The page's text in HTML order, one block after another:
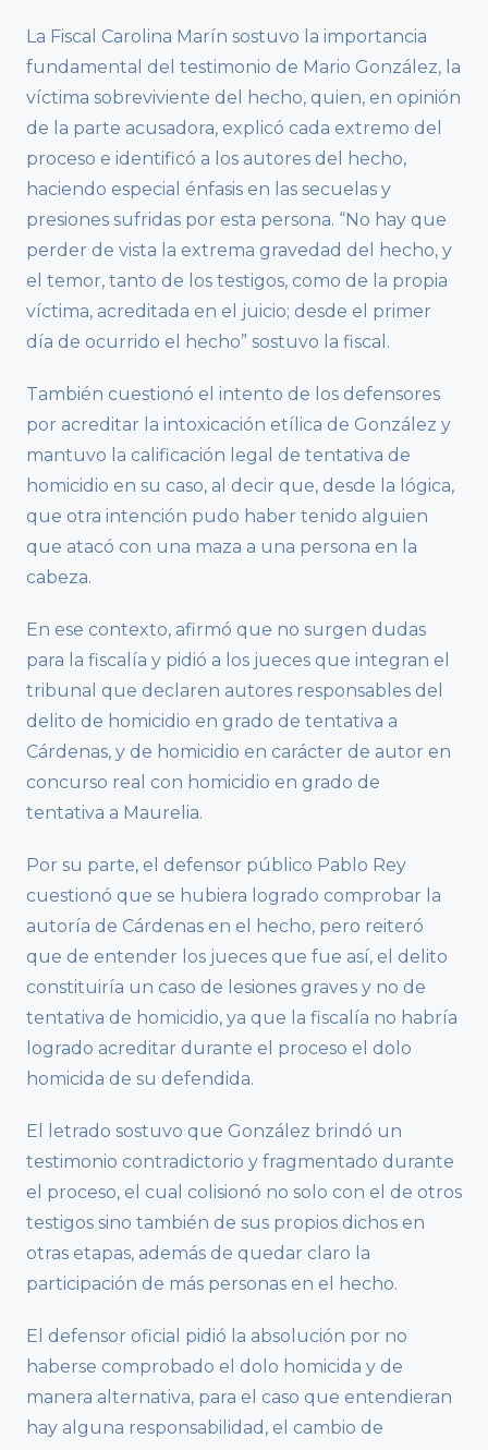
La Fiscal Carolina Marín sostuvo la importancia
fundamental del testimonio de Mario González, la
víctima sobreviviente del hecho, quien, en opinión
de la parte acusadora, explicó cada extremo del
proceso e identificó a los autores del hecho,
haciendo especial énfasis en las secuelas y
presiones sufridas por esta persona. “No hay que
perder de vista la extrema gravedad del hecho, y
el temor, tanto de los testigos, como de la propia
víctima, acreditada en el juicio; desde el primer
día de ocurrido el hecho” sostuvo la fiscal.
También cuestionó el intento de los defensores
por acreditar la intoxicación etílica de González y
mantuvo la calificación legal de tentativa de
homicidio en su caso, al decir que, desde la lógica,
que otra intención pudo haber tenido alguien
que atacó con una maza a una persona en la
cabeza.
En ese contexto, afirmó que no surgen dudas
para la fiscalía y pidió a los jueces que integran el
tribunal que declaren autores responsables del
delito de homicidio en grado de tentativa a
Cárdenas, y de homicidio en carácter de autor en
concurso real con homicidio en grado de
tentativa a Maurelia.
Por su parte, el defensor público Pablo Rey
cuestionó que se hubiera logrado comprobar la
autoría de Cárdenas en el hecho, pero reiteró
que de entender los jueces que fue así, el delito
constituiría un caso de lesiones graves y no de
tentativa de homicidio, ya que la fiscalía no habría
logrado acreditar durante el proceso el dolo
homicida de su defendida.
El letrado sostuvo que González brindó un
testimonio contradictorio y fragmentado durante
el proceso, el cual colisionó no solo con el de otros
testigos sino también de sus propios dichos en
otras etapas, además de quedar claro la
participación de más personas en el hecho.
El defensor oficial pidió la absolución por no
haberse comprobado el dolo homicida y de
manera alternativa, para el caso que entendieran
hay alguna responsabilidad, el cambio de